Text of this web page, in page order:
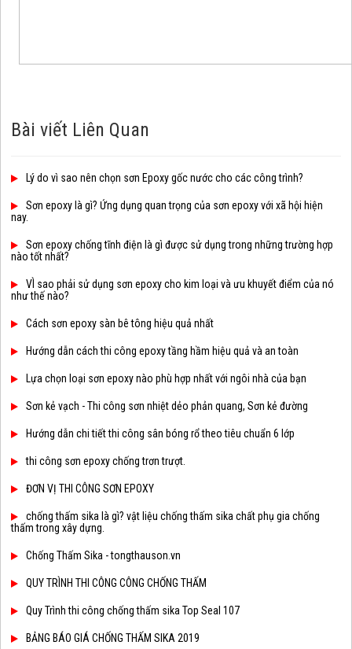
Bài viết Liên Quan
Lý do vì sao nên chọn sơn Epoxy gốc nước cho các công trình?
Sơn epoxy là gì? Ứng dụng quan trọng của sơn epoxy với xã hội hiện
nay.
Sơn epoxy chống tĩnh điện là gì được sử dụng trong những trường hợp
nào tốt nhất?
VÌ sao phải sử dụng sơn epoxy cho kim loại và ưu khuyết điểm của nó
như thế nào?
Cách sơn epoxy sàn bê tông hiệu quả nhất
Hướng dẫn cách thi công epoxy tầng hầm hiệu quả và an toàn
Lựa chọn loại sơn epoxy nào phù hợp nhất với ngôi nhà của bạn
Sơn kẻ vạch - Thi công sơn nhiệt dẻo phản quang, Sơn kẻ đường
Hướng dẫn chi tiết thi công sân bóng rổ theo tiêu chuẩn 6 lớp
thi công sơn epoxy chống trơn trượt.
ĐƠN VỊ THI CÔNG SƠN EPOXY
chống thấm sika là gì? vật liệu chống thấm sika chất phụ gia chống
thấm trong xây dựng.
Chống Thấm Sika - tongthauson.vn
QUY TRÌNH THI CÔNG CÔNG CHỐNG THẤM
Quy Trình thi công chống thấm sika Top Seal 107
BẢNG BÁO GIÁ CHỐNG THẤM SIKA 2019